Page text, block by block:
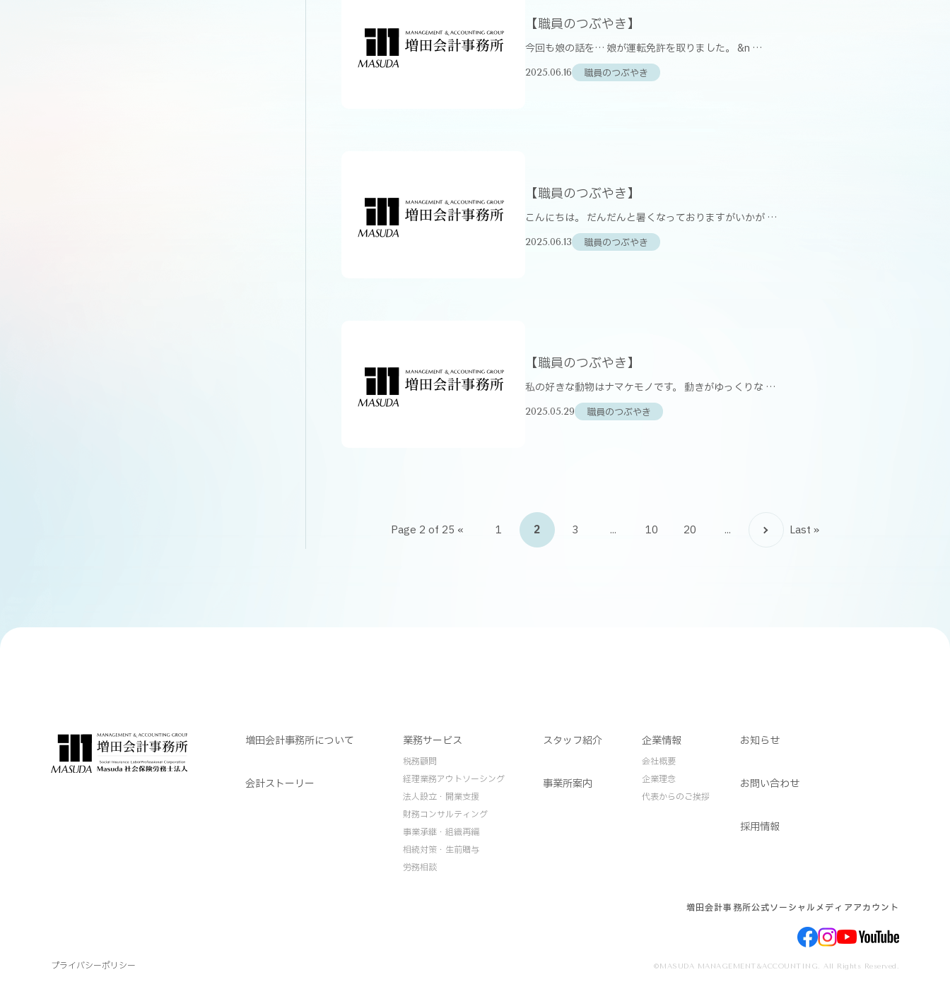
【職員のつぶやき】
今回も娘の話を… 娘が運転免許を取りました。 &n …
2025.06.16 職員のつぶやき
【職員のつぶやき】
こんにちは。 だんだんと暑くなっておりますがいかが …
2025.06.13 職員のつぶやき
【職員のつぶやき】
私の好きな動物はナマケモノです。 動きがゆっくりな …
2025.05.29 職員のつぶやき
Page 2 of 25 « 1 2 3 ... 10 20 ... Last »
増田会計事務所について
会計ストーリー
業務サービス
税務顧問
経理業務アウトソーシング
法人設立・開業支援
財務コンサルティング
事業承継・組織再編
相続対策・生前贈与
労務相談
スタッフ紹介
事業所案内
企業情報
会社概要
企業理念
代表からのご挨拶
お知らせ
お問い合わせ
採用情報
プライバシーポリシー
増田会計事務所公式ソーシャルメディアアカウント
©MASUDA MANAGEMENT&ACCOUNTING. All Rights Reserved.